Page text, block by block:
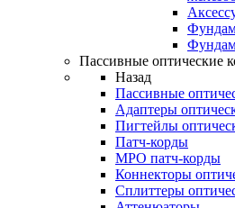
Пассивные оптические
Назад
Пассивные
Адаптеры
Пигтейлы
Патч-корды
MPO патч-корды
Коннекторы
Сплиттеры